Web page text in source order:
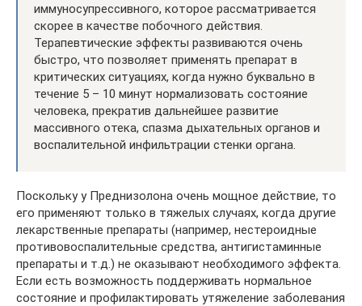
иммуносупрессивного, которое рассматривается
скорее в качестве побочного действия.
Терапевтические эффекты развиваются очень
быстро, что позволяет применять препарат в
критических ситуациях, когда нужно буквально в
течение 5 – 10 минут нормализовать состояние
человека, прекратив дальнейшее развитие
массивного отека, спазма дыхательных органов и
воспалительной инфильтрации стенки органа.
Поскольку у Преднизолона очень мощное действие, то
его применяют только в тяжелых случаях, когда другие
лекарственные препараты (например, нестероидные
противовоспалительные средства, антигистаминные
препараты и т.д.) не оказывают необходимого эффекта.
Если есть возможность поддерживать нормальное
состояние и профилактировать утяжеление заболевания